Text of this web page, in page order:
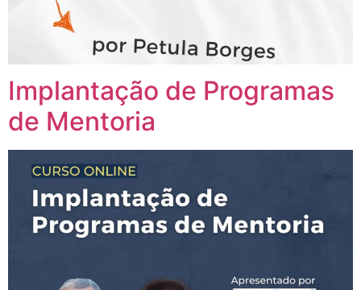
Implantação de Programas
de Mentoria